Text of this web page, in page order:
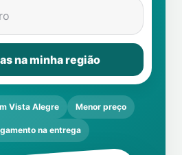
na minha região
Vista Alegre Menor preço
na entrega